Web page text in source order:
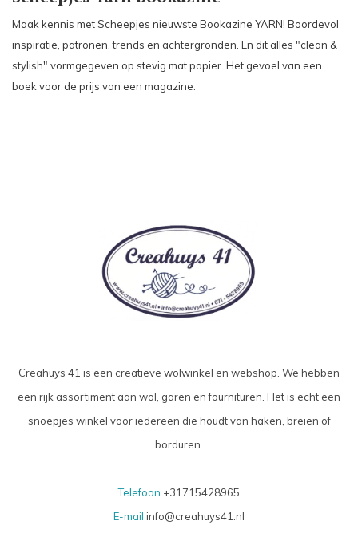
Maak kennis met Scheepjes nieuwste Bookazine YARN! Boordevol
inspiratie, patronen, trends en achtergronden. En dit alles "clean &
stylish" vormgegeven op stevig mat papier. Het gevoel van een
boek voor de prijs van een magazine.
Creahuys 41 is een creatieve wolwinkel en webshop. We hebben
een rijk assortiment aan wol, garen en fournituren. Het is echt een
snoepjes winkel voor iedereen die houdt van haken, breien of
borduren.
Telefoon +31715428965
E-mail info@creahuys41.nl